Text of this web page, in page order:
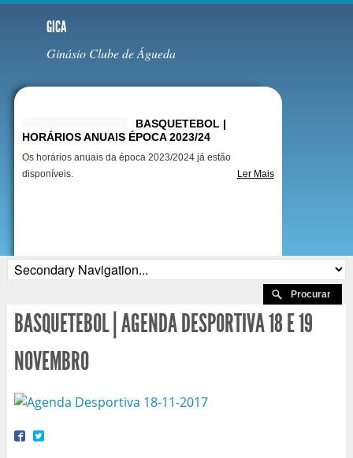
GICA
Ginásio Clube de Águeda
BASQUETEBOL |
HORÁRIOS ANUAIS ÉPOCA 2023/24
Os horários anuais da época 2023/2024 já estão
disponíveis.
Ler Mais
BASQUETEBOL | AGENDA DESPORTIVA 18 E 19
NOVEMBRO